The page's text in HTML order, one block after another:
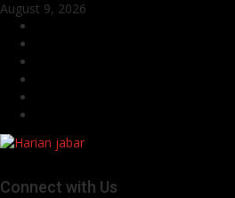
Skip
content
August 9, 2026
Connect with Us